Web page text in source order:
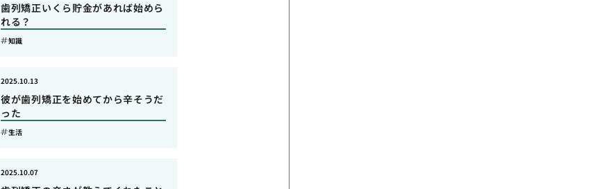
歯列矯正いくら貯金があれば始めら
れる？
知識
彼が歯列矯正を始めてから辛そうだ
った
2025.10.13
生活
2025.10.07